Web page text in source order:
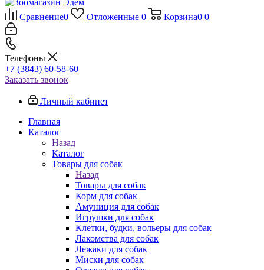
Сравнение0 Отложенные 0 Корзина0 0
Телефоны
+7 (3843) 60-58-60
Заказать звонок
Личный кабинет
Главная
Каталог
Назад
Каталог
Товары для собак
Назад
Товары для собак
Корм для собак
Амуниция для собак
Игрушки для собак
Клетки, будки, вольеры для собак
Лакомства для собак
Лежаки для собак
Миски для собак